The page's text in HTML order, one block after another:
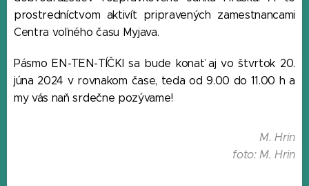
prostredníctvom aktivít pripravených zamestnancami
Centra voľného času Myjava.
Pásmo EN-TEN-TÍČKI sa bude konať aj vo štvrtok 20.
júna 2024 v rovnakom čase, teda od 9.00 do 11.00 h a
my vás naň srdečne pozývame!
M. Hrin
foto: M. Hrin